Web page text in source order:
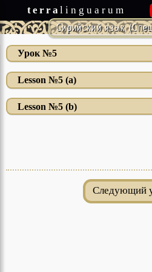
terralinguarum
Сирийский язык
Урок №5
Lesson №5 (a)
Lesson №5 (b)
Cледующий